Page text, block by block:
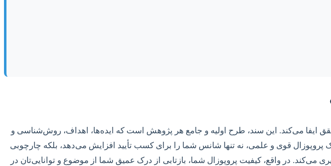
ایفا می‌کند. این سند، طرح اولیه و جامع هر پژوهش است که ایده‌ها، اهداف، روش‌شناسی و
پروپوزال قوی و علمی، نه تنها شانس شما را برای کسب تأیید افزایش می‌دهد، بلکه چارچوبی
در واقع، کیفیت پروپوزال شما، بازتابی از درک عمیق شما از موضوع و توانایی‌تان در